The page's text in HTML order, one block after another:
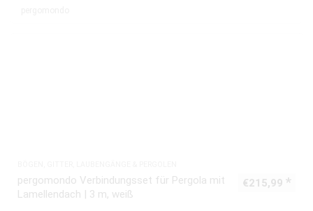
pergomondo Verbindungsset für Pergola mit
Lamellendach | 3 m, weiß
€215,99